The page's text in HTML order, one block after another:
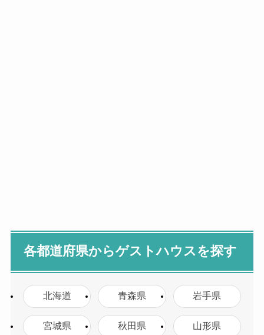
各都道府県からゲストハウスを探す
北海道 青森県 岩手県
宮城県 秋田県 山形県